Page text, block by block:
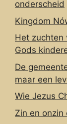
onderscheid
Kingdom
Het zuchten
Gods
De
maar een
Wie Jezus
Zin en onzin